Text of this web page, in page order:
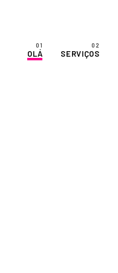
OLÁ SERVIÇOS